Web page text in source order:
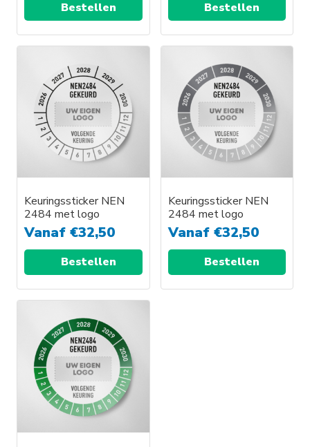
Bestellen Bestellen
Keuringssticker NEN
2484 met logo
Vanaf €32,50
Bestellen
Keuringssticker NEN
2484 met logo
Vanaf €32,50
Bestellen